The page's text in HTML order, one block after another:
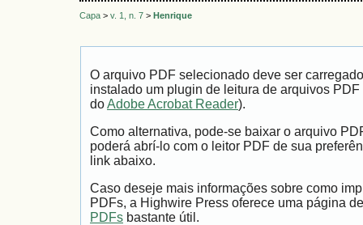
Capa > v. 1, n. 7 > Henrique
O arquivo PDF selecionado deve ser
instalado um plugin de leitura de arquivos
doAdobe Acrobat Reader).
Como alternativa, pode-se baixar o arquivo
poderá abrí-lo com o leitor PDF de sua
link abaixo.
Caso deseje mais informações sobre como
PDFs, a Highwire Press oferece uma página
PDFs bastante útil.